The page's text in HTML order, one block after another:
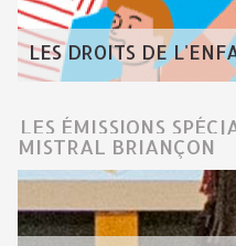
LES DROITS DE
LES ÉMISSIONS
MISTRAL BRIANÇON